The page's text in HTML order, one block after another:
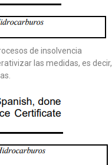
de insolvencia
las medidas, es decir,